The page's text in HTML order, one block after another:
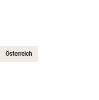
Österreich